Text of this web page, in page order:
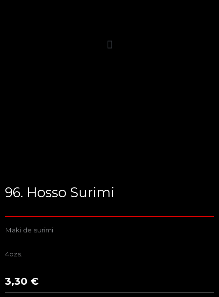
96. Hosso Surimi
Maki de surimi.
4pzs.
3,30 €